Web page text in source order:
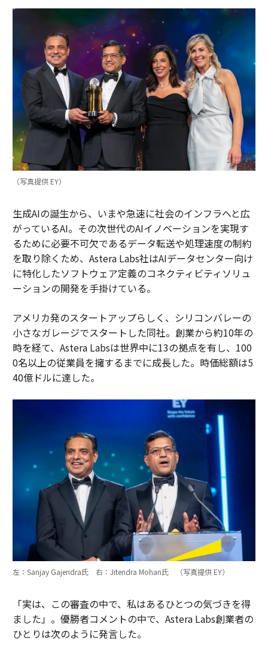
（写真提供 EY）
生成AIの誕生から、いまや急速に社会のインフラへと広
がっているAI。その次世代のAIイノベーションを実現す
るために必要不可欠であるデータ転送や処理速度の制約
を取り除くため、Astera Labs社はAIデータセンター向け
に特化したソフトウェア定義のコネクティビティソリュ
ーションの開発を手掛けている。
アメリカ発のスタートアップらしく、シリコンバレーの
小さなガレージでスタートした同社。創業から約10年の
時を経て、Astera Labsは世界中に13の拠点を有し、100
0名以上の従業員を擁するまでに成長した。時価総額は5
40億ドルに達した。
左：Sanjay Gajendra氏 右：Jitendra Mohan氏 （写真提供 EY）
「実は、この審査の中で、私はあるひとつの気づきを得
ました」。優勝者コメントの中で、Astera Labs創業者の
ひとりは次のように発言した。